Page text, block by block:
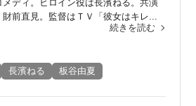
ディ。ヒロイン役は長濱ねる。共演
前直見。監督はＴＶ「彼女はキレ...
続きを読む
長濱ねる 板谷由夏